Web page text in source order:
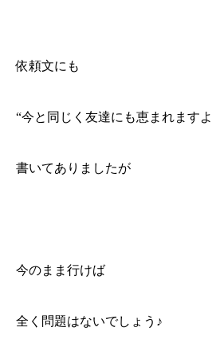
依頼文にも
“今と同じく友達にも恵まれます
書いてありましたが
今のまま行けば
全く問題はないでしょう♪